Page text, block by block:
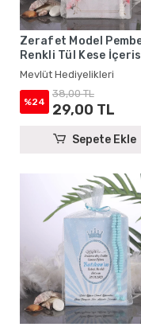
Zerafet Model
Renkli Tül Kese
Yasin Kitabı ve
Mevlüt Hediyelikleri
Mevlüt Hediyelikleri
%24
38,00 TL
29,00 TL
Sepete Ekle